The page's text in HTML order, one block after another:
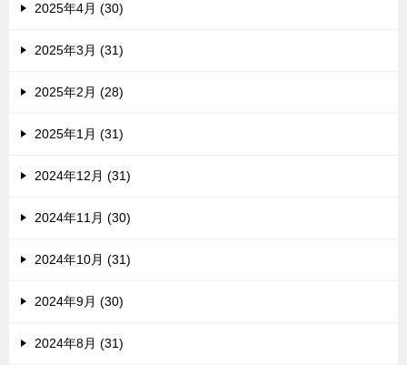
2025年4月 (30)
2025年3月 (31)
2025年2月 (28)
2025年1月 (31)
2024年12月 (31)
2024年11月 (30)
2024年10月 (31)
2024年9月 (30)
2024年8月 (31)